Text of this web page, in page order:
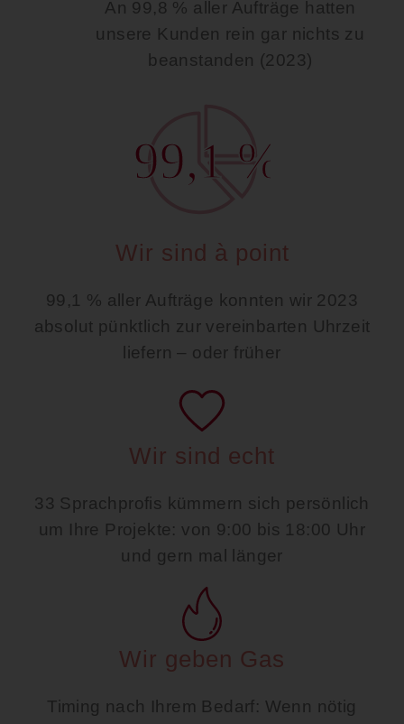
An 99,8 % aller Aufträge hatten
unsere Kunden rein gar nichts zu
beanstanden (2023)
99,1 %
Wir sind à point
99,1 % aller Aufträge konnten wir 2023
absolut pünktlich zur vereinbarten Uhrzeit
liefern – oder früher
Wir sind echt
33 Sprachprofis kümmern sich persönlich
um Ihre Projekte: von 9:00 bis 18:00 Uhr
und gern mal länger
Wir geben Gas
Timing nach Ihrem Bedarf: Wenn nötig